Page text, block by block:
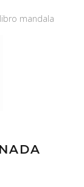
mandala